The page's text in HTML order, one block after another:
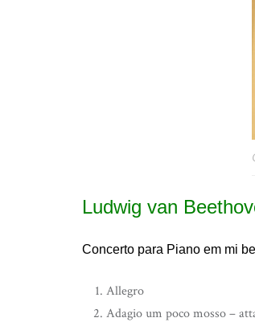
Ludwig van
Concerto para Piano em mi
Allegro
Adagio um poco mosso –